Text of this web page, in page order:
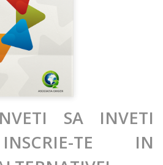
SA INVETI
INSCRIE-TE IN